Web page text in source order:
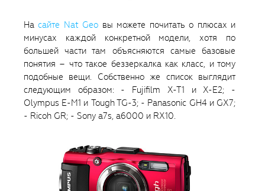
Насайте Nat Geo вы можете почитать о плюсах и
минусах каждой конкретной модели, хотя по
большей части там объясняются самые базовые
понятия – что такое беззеркалка как класс, и тому
подобные вещи. Собственно же список выглядит
следующим образом: - Fujifilm X-T1 и X-E2; -
Olympus E-M1 и Tough TG-3; - Panasonic GH4 и GX7;
- Ricoh GR; - Sony a7s, a6000 и RX10.